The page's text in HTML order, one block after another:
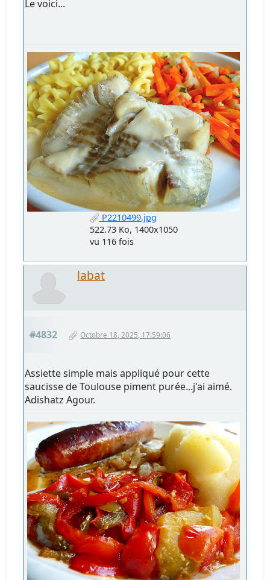
Le voici...
P2210499.jpg
522.73 Ko, 1400x1050
vu 116 fois
labat
#4832 Octobre 18, 2025, 17:59:06
Assiette simple mais appliqué pour cette
saucisse de Toulouse piment purée...j'ai aimé.
Adishatz Agour.